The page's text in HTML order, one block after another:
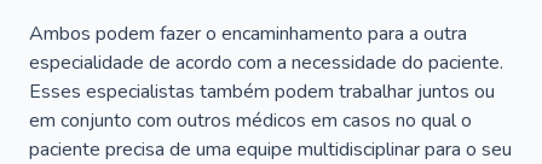
Ambos podem fazer o encaminhamento para a outra
especialidade de acordo com a necessidade do paciente.
Esses especialistas também podem trabalhar juntos ou
em conjunto com outros médicos em casos no qual o
paciente precisa de uma equipe multidisciplinar para o seu